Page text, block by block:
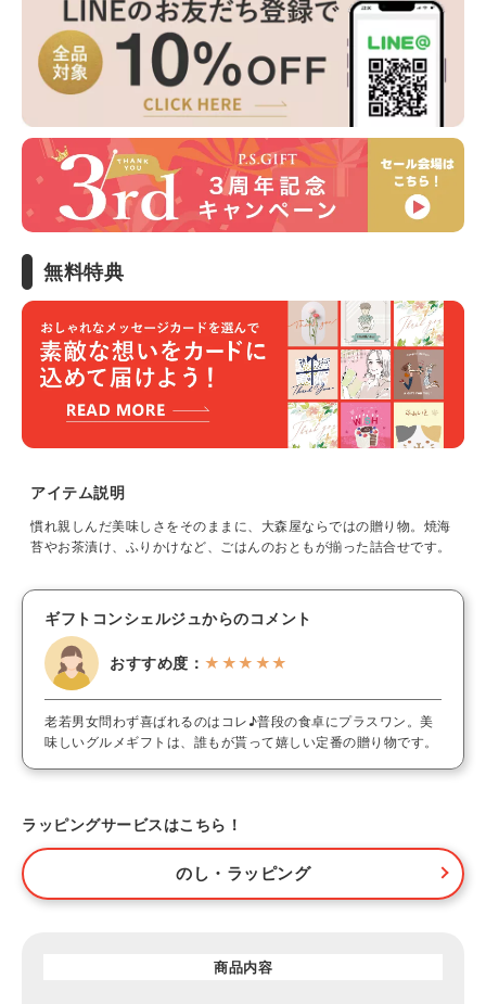
無料特典
アイテム説明
慣れ親しんだ美味しさをそのままに、大森屋ならではの贈り物。焼海
苔やお茶漬け、ふりかけなど、ごはんのおともが揃った詰合せです。
ギフトコンシェルジュからのコメント
おすすめ度： ★★★★★
老若男女問わず喜ばれるのはコレ♪普段の食卓にプラスワン。美
味しいグルメギフトは、誰もが貰って嬉しい定番の贈り物です。
ラッピングサービスはこちら！
のし・ラッピング
商品内容